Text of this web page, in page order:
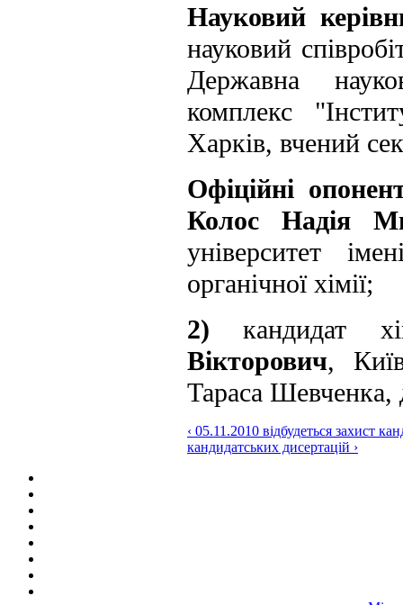
Науковий
науковий
Державна
комплекс
Харків, вчений
Офіційні
Колос Надія
університет
органічної хімії;
2) кандидат
Вікторович,
Тараса Шевченка,
‹ 05.11.2010 відбудеться захист
кандидатських дисертацій ›